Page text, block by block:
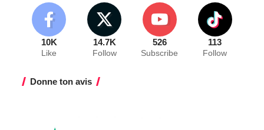
10K
Like
14.7K
Follow
526
Subscribe
113
Follow
Donne ton avis